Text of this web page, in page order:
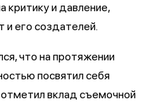
критику и давление,
и его создателей.
что на протяжении
посвятил себя
вклад съемочной